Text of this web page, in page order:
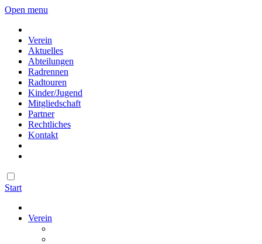
Open menu
Verein
Aktuelles
Abteilungen
Radrennen
Radtouren
Kinder/Jugend
Mitgliedschaft
Partner
Rechtliches
Kontakt
Start
Verein